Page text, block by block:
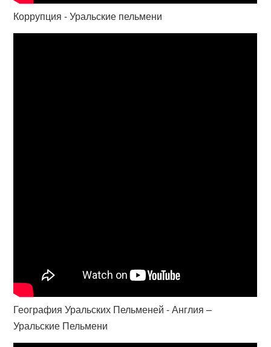
Коррупция - Уральские пельмени
География Уральских Пельменей - Англия –
Уральские Пельмени